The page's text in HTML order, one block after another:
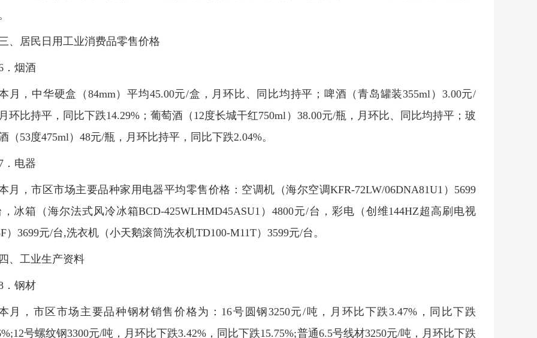
、居民日用工业消费品零售价格
．烟酒
月，中华硬盒（84mm）平均45.00元/盒，月环比、同比均持平；啤酒（青岛罐装355ml）3.00元/
环比持平，同比下跌14.29%；葡萄酒（12度长城干红750ml）38.00元/瓶，月环比、同比均持平；玻
（53度475ml）48元/瓶，月环比持平，同比下跌2.04%。
．电器
月，市区市场主要品种家用电器平均零售价格：空调机（海尔空调KFR-72LW/06DNA81U1）5699
冰箱（海尔法式风冷冰箱BCD-425WLHMD45ASU1）4800元/台，彩电（创维144HZ超高刷电视
）3699元/台,洗衣机（小天鹅滚筒洗衣机TD100-M11T）3599元/台。
四、工业生产资料
．钢材
月，市区市场主要品种钢材销售价格为：16号圆钢3250元/吨，月环比下跌3.47%，同比下跌
号螺纹钢3300元/吨，月环比下跌3.42%，同比下跌15.75%;普通6.5号线材3250元/吨，月环比下跌